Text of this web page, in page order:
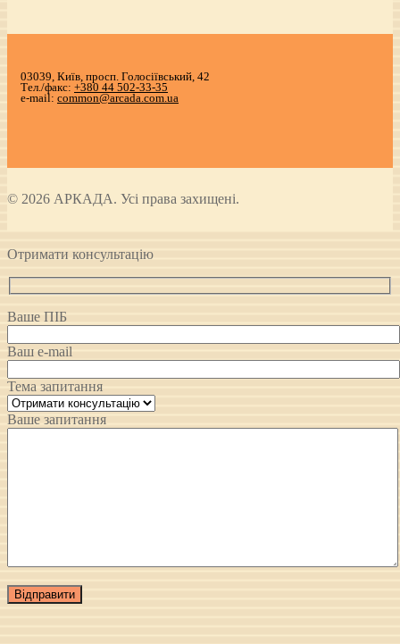
03039, Київ, просп. Голосіївський, 42
Тел./факс: +380 44 502-33-35
e-mail: common@arcada.com.ua
© 2026 АРКАДА. Усі права захищені.
Отримати консультацію
Ваше ПІБ
Ваш e-mail
Тема запитання
Ваше запитання